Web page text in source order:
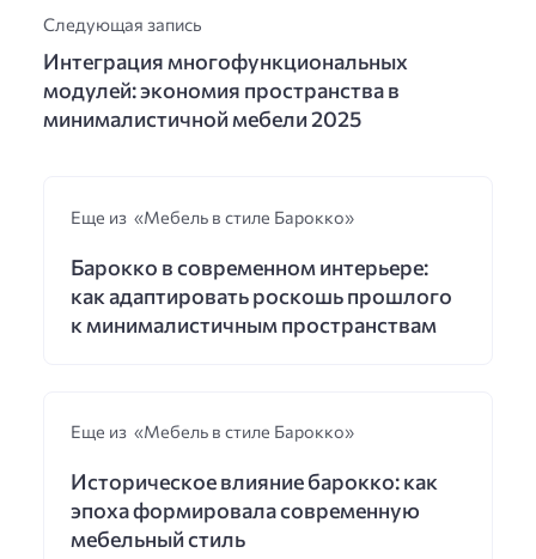
Следующая запись
Интеграция многофункциональных
модулей: экономия пространства в
минималистичной мебели 2025
Еще из «Мебель в стиле Барокко»
Барокко в современном интерьере:
как адаптировать роскошь прошлого
к минималистичным пространствам
Еще из «Мебель в стиле Барокко»
Историческое влияние барокко: как
эпоха формировала современную
мебельный стиль